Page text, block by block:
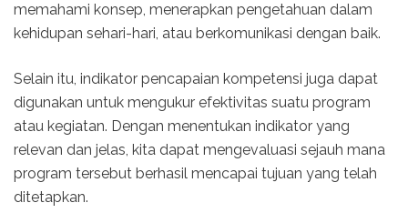
memahami konsep, menerapkan pengetahuan dalam
kehidupan sehari-hari, atau berkomunikasi dengan baik.
Selain itu, indikator pencapaian kompetensi juga dapat
digunakan untuk mengukur efektivitas suatu program
atau kegiatan. Dengan menentukan indikator yang
relevan dan jelas, kita dapat mengevaluasi sejauh mana
program tersebut berhasil mencapai tujuan yang telah
ditetapkan.